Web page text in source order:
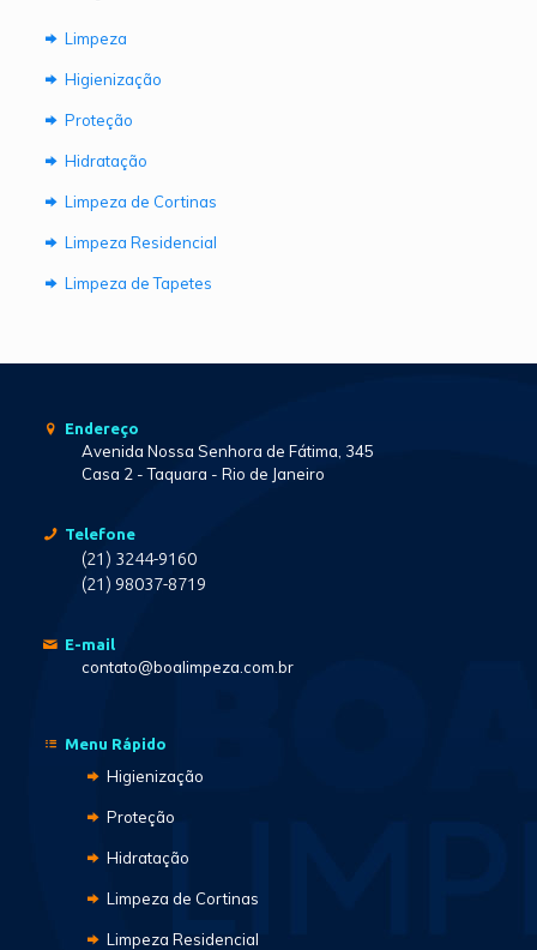
Limpeza
Higienização
Proteção
Hidratação
Limpeza de Cortinas
Limpeza Residencial
Limpeza de Tapetes
Endereço
Avenida Nossa Senhora de Fátima, 345
Casa 2 - Taquara - Rio de Janeiro
Telefone
(21) 3244-9160
(21) 98037-8719
E-mail
contato@boalimpeza.com.br
Menu Rápido
Higienização
Proteção
Hidratação
Limpeza de Cortinas
Limpeza Residencial